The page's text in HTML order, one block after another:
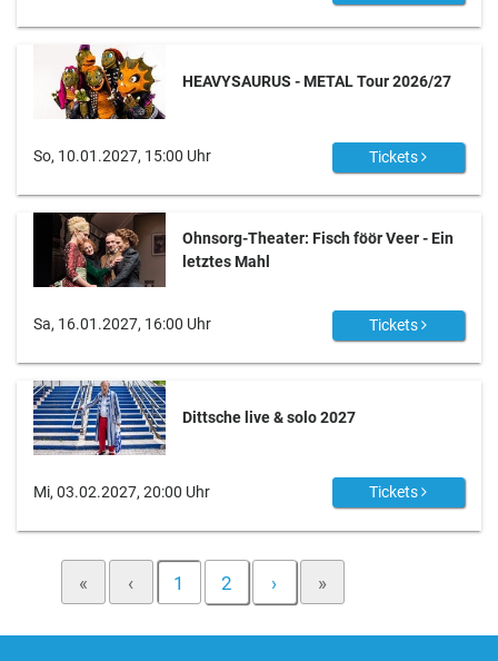
HEAVYSAURUS - METAL Tour 2026/27
So, 10.01.2027, 15:00 Uhr Tickets
Ohnsorg-Theater: Fisch föör Veer - Ein
letztes Mahl
Sa, 16.01.2027, 16:00 Uhr Tickets
Dittsche live & solo 2027
Mi, 03.02.2027, 20:00 Uhr Tickets
« ‹ 1 2 › »